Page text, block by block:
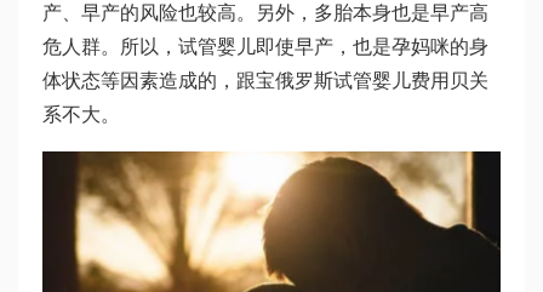
产、早产的风险也较高。另外，多胎本身也是早产高
危人群。所以，试管婴儿即使早产，也是孕妈咪的身
体状态等因素造成的，跟宝俄罗斯试管婴儿费用 贝关
系不大。